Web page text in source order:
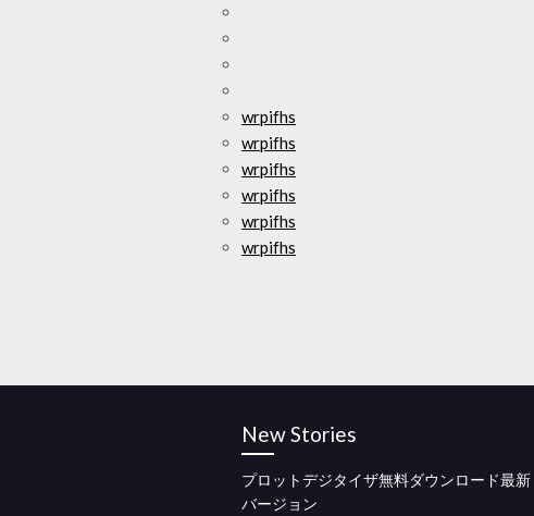
wrpifhs
wrpifhs
wrpifhs
wrpifhs
wrpifhs
wrpifhs
New Stories
プロットデジタイザ無料ダウンロード最新
バージョン